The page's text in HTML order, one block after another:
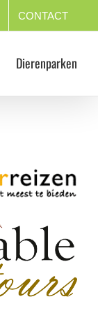
CONTACT
Dierenparken